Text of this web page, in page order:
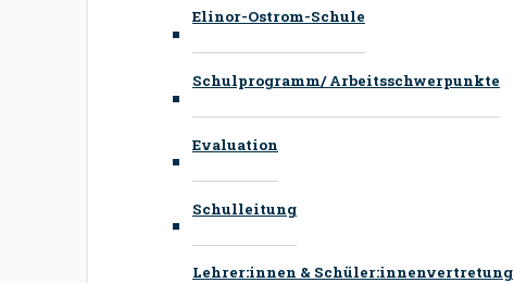
Elinor-Ostrom-Schule
Schulprogramm/ Arbeitsschwerpunkte
Evaluation
Schulleitung
Lehrer:innen & Schüler:innenvertretung